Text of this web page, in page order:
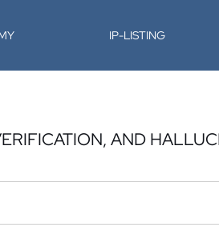
IP-LISTING
AND